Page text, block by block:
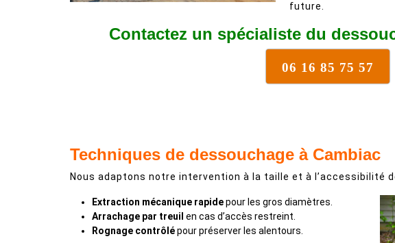
future.
Contactez un spécialiste du
06 16 85 75 57
Techniques de dessouchage à Cambiac
Nous adaptons notre intervention à la taille et à l’accessibilité
Extraction mécanique rapidepour les gros diamètres.
Arrachage par treuil en cas d’accès restreint.
Rognage contrôlépour préserver les alentours.